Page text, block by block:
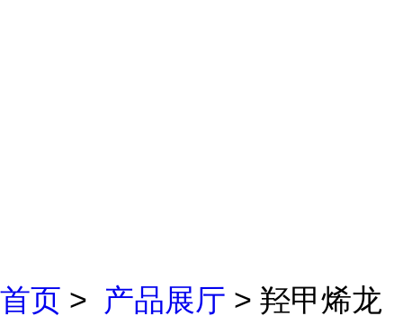
首页 > 产品展厅 > 羟甲烯龙